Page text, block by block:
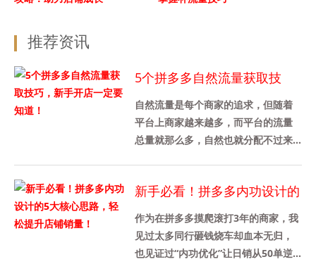
推荐资讯
5个拼多多自然流量获取技
巧，新手开店一定要知道！
自然流量是每个商家的追求，但随着
平台上商家越来越多，而平台的流量
总量就那么多，自然也就分配不过来
量......
新手必看！拼多多内功设计的
5大核心思路，轻松提升店铺
销量！
作为在拼多多摸爬滚打3年的商家，我
见过太多同行砸钱烧车却血本无归，
也见证过“内功优化”让日销从50单逆